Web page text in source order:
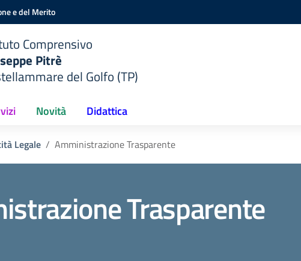
e del Merito
Comprensivo
Pitrè
del Golfo (TP)
Novità Didattica
Legale Amministrazione Trasparente
Trasparente